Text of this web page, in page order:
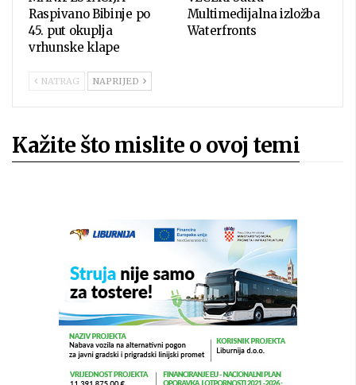
Raspivano Bibinje po
45. put okuplja
vrhunske klape
Multimedijalna izložba
Waterfronts
NATRAG NAPRIJED
Kažite što mislite o ovoj temi